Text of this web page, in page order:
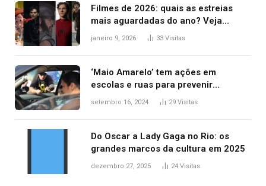
Filmes de 2026: quais as estreias
mais aguardadas do ano? Veja
principais lançamentos do cinema
janeiro 9, 2026 33 Visitas
‘Maio Amarelo’ tem ações em
escolas e ruas para prevenir
acidentes no trânsito no AP
setembro 16, 2024 29 Visitas
Do Oscar a Lady Gaga no Rio: os
grandes marcos da cultura em 2025
dezembro 27, 2025 24 Visitas